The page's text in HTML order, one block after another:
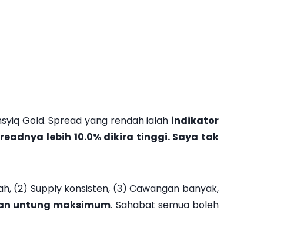
Gold. Spread yang rendah ialah indikator
lebih 10.0% dikira tinggi. Saya tak
(2) Supply konsisten, (3) Cawangan banyak,
untung maksimum. Sahabat semua boleh